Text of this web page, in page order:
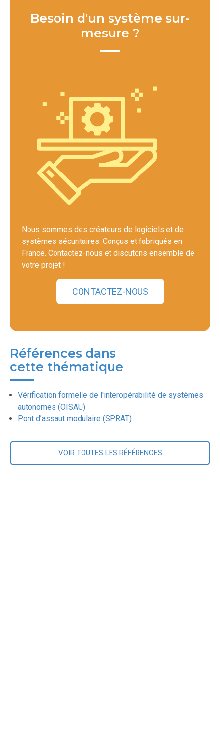
Besoin d'un système sur-
mesure ?
Nous sommes des créateurs de logiciels et de
systèmes sécuritaires. Conçus et fabriqués en
France. Contactez-nous et discutons ensemble de
votre projet !
CONTACTEZ-NOUS
Références dans
cette thématique
Vérification formelle de l'interopérabilité de systèmes
autonomes (OISAU)
Pont d’assaut modulaire (SPRAT)
VOIR TOUTES LES RÉFÉRENCES